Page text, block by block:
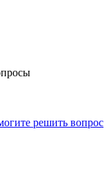
решить вопрос